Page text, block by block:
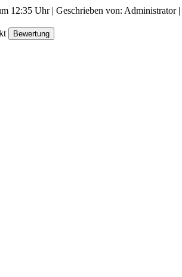
12:35 Uhr | Geschrieben von: Administrator |